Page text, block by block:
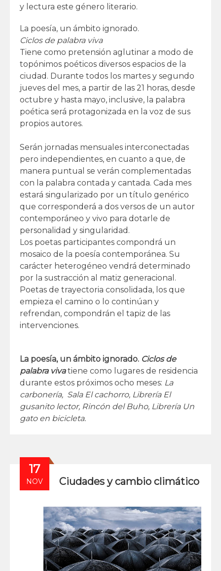
y lectura este género literario.
La poesía, un ámbito ignorado.
Ciclos de palabra viva
Tiene como pretensión aglutinar a modo de
topónimos poéticos diversos espacios de la
ciudad. Durante todos los martes y segundo
jueves del mes, a partir de las 21 horas, desde
octubre y hasta mayo, inclusive, la palabra
poética será protagonizada en la voz de sus
propios autores.
Serán jornadas mensuales interconectadas
pero independientes, en cuanto a que, de
manera puntual se verán complementadas
con la palabra contada y cantada. Cada mes
estará singularizado por un título genérico
que corresponderá a dos versos de un autor
contemporáneo y vivo para dotarle de
personalidad y singularidad.
Los poetas participantes compondrá un
mosaico de la poesía contemporánea. Su
carácter heterogéneo vendrá determinado
por la sustracción al matiz generacional.
Poetas de trayectoria consolidada, los que
empieza el camino o lo continúan y
refrendan, compondrán el tapiz de las
intervenciones.
La poesía, un ámbito ignorado. Ciclos de
palabra vivatiene como lugares de residencia
durante estos próximos ocho meses: La
carbonería, Sala El cachorro, Librería El
gusanito lector, Rincón del Buho, Librería Un
gato en bicicleta.
17
NOV Ciudades y cambio climático